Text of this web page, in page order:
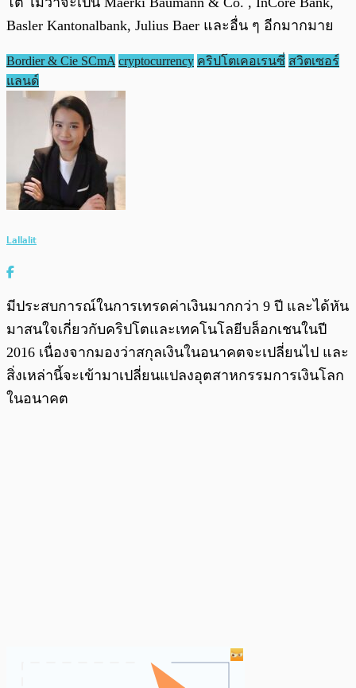
Basler Kantonalbank, Julius Baer และอื่น ๆ อีกมากมาย
Bordier & Cie SCmA cryptocurrency คริปโตเคอเรนซี่ สวิตเซอร์
แลนด์
Lallalit
มีประสบการณ์ในการเทรดค่าเงินมากกว่า 9 ปี และได้หัน
มาสนใจเกี่ยวกับคริปโตและเทคโนโลยีบล็อกเชนในปี
2016 เนื่องจากมองว่าสกุลเงินในอนาคตจะเปลี่ยนไป และ
สิ่งเหล่านี้จะเข้ามาเปลี่ยนแปลงอุตสาหกรรมการเงินโลก
ในอนาคต